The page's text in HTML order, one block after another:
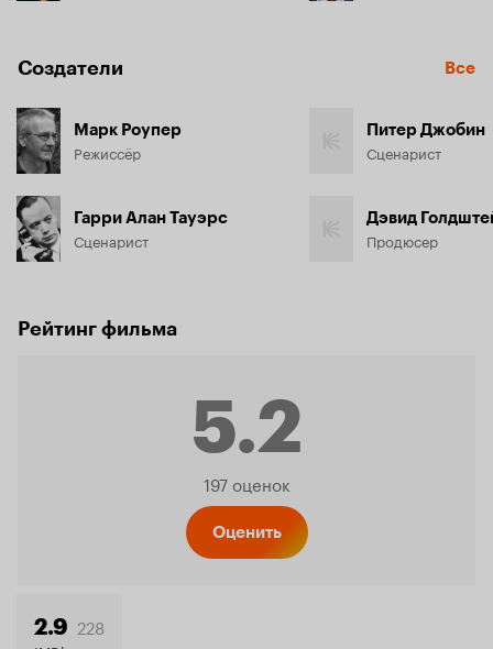
Создатели Все
Марк Роупер
Режиссёр
Гарри Алан Тауэрс
Сценарист
Питер Джобин
Сценарист
Дэвид
Продюсер
Рейтинг фильма
5.2
Рейтинг
197 оценок
Оценить
2.9 228